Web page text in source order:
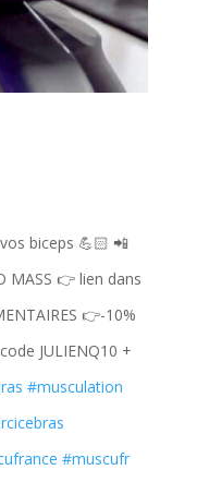
biceps 💪🏻 📲
MASS 👉 lien dans
👉-10%
JULIENQ10 +
#musculation
#muscufr